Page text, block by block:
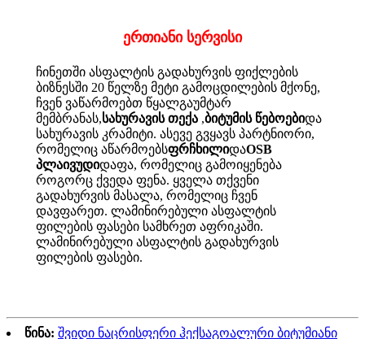
ერთიანი სერვისი
ჩინეთში ასფალტის გადახურვის ფიქლების
ბიზნესში 20 წელზე მეტი გამოცდილების მქონე,
ჩვენ ვაწარმოებთ წყალგაუმტარ
მემბრანას,სახურავის თექა ,ბიტუმის წებოებიდა
სახურავის კრამიტი. ასევე გვყავს პარტნიორი,
რომელიც აწარმოებსფრჩხილიდაOSB
პლაივუდიდაფა, რომელიც გამოიყენება
როგორც ქვედა ფენა. ყველა თქვენი
გადახურვის მასალა, რომელიც ჩვენ
დავფარეთ. ლამინირებული ასფალტის
ფილების ფასები სამხრეთ აფრიკაში.
ლამინირებული ასფალტის გადახურვის
ფილების ფასები.
წინა: შვიდი ნაცრისფერი ჰექსაგოალური ბიტუმიანი